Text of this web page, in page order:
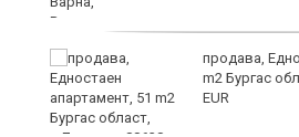
продава,
m2 Бургас
EUR